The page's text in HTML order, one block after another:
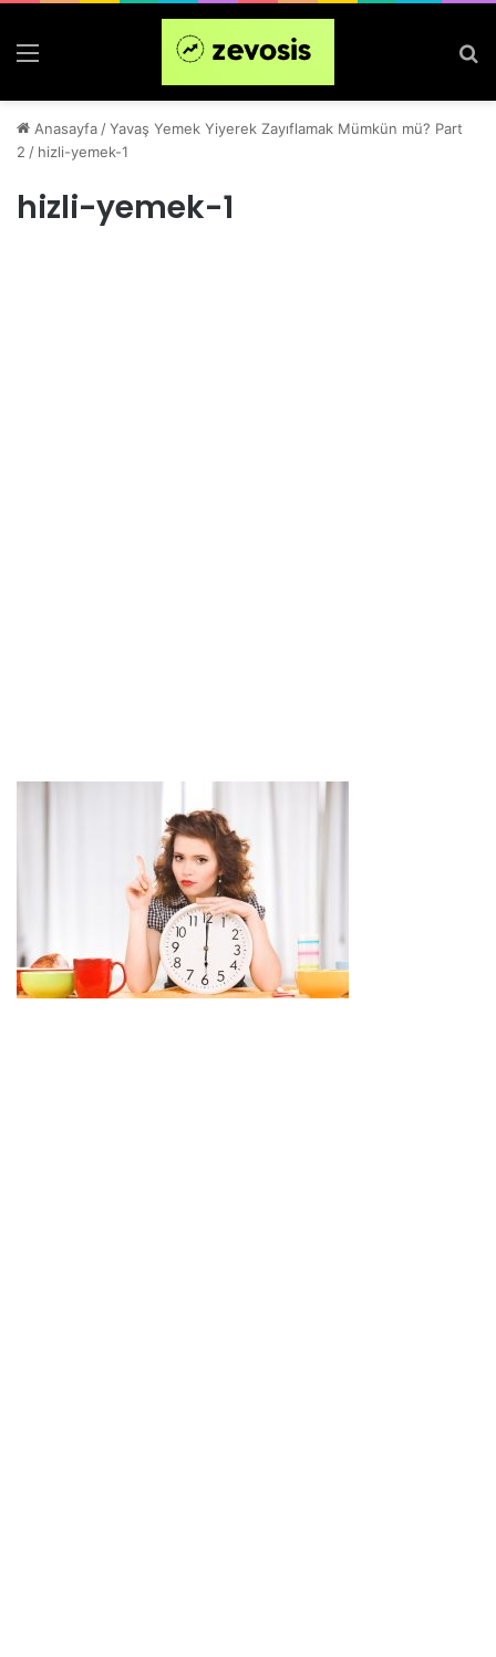
Menü
Anasayfa /Yavaş Yemek Yiyerek Zayıflamak Mümkün mü? Part
2 / hizli-yemek-1
hizli-yemek-1